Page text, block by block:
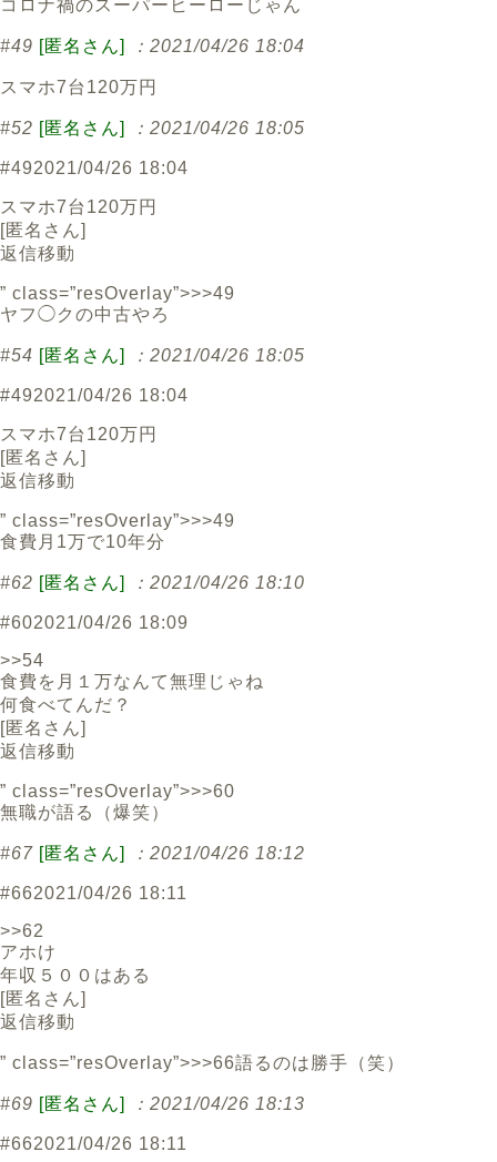
コロナ禍のスーパーヒーローじゃん
#49 [匿名さん] ：2021/04/26 18:04
スマホ7台120万円
#52 [匿名さん] ：2021/04/26 18:05
#492021/04/26 18:04
スマホ7台120万円
[匿名さん]
返信移動
” class=”resOverlay”>>>49
ヤフ◯クの中古やろ
#54 [匿名さん] ：2021/04/26 18:05
#492021/04/26 18:04
スマホ7台120万円
[匿名さん]
返信移動
” class=”resOverlay”>>>49
食費月1万で10年分
#62 [匿名さん] ：2021/04/26 18:10
#602021/04/26 18:09
>>54
食費を月１万なんて無理じゃね
何食べてんだ？
[匿名さん]
返信移動
” class=”resOverlay”>>>60
無職が語る（爆笑）
#67 [匿名さん] ：2021/04/26 18:12
#662021/04/26 18:11
>>62
アホけ
年収５００はある
[匿名さん]
返信移動
” class=”resOverlay”>>>66語るのは勝手（笑）
#69 [匿名さん] ：2021/04/26 18:13
#662021/04/26 18:11